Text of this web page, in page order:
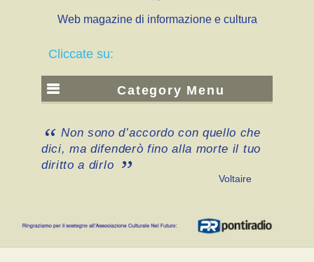
Web magazine di informazione e cultura
Cliccate su:
Category Menu
Non sono d’accordo con quello che
dici, ma difenderò fino alla morte il tuo
diritto a dirlo
Voltaire